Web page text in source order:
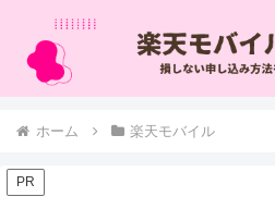
ホーム 楽天モバイル
PR